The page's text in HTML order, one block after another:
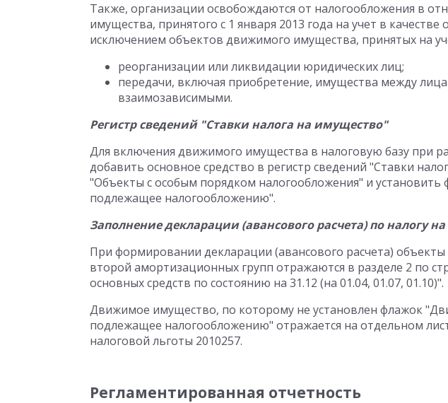
Также, организации освобождаются от налогообложения в
имущества, принятого с 1 января 2013 года на учет в качестве
исключением объектов движимого имущества, принятых на
реорганизации или ликвидации юридических лиц;
передачи, включая приобретение, имущества между
взаимозависимыми.
Регистр сведений "Ставки налога на имущество"
Для включения движимого имущества в налоговую базу при
добавить основное средство в регистр сведений "Ставки
"Объекты с особым порядком налогообложения" и
подлежащее налогообложению".
Заполнение декларации (авансового расчета) по налогу
При формировании декларации (авансового расчета)
второй амортизационных групп отражаются в разделе 2 по
основных средств по состоянию на 31.12 (на 01.04, 01.07, 01.10)".
Движимое имущество, по которому не установлен флажок
подлежащее налогообложению" отражается на отдельном
налоговой льготы 2010257.
Регламентированная отчетность